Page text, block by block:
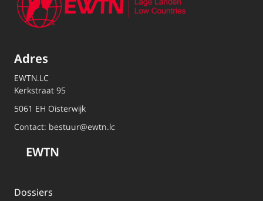
Adres
EWTN.LC
Kerkstraat 95
5061 EH Oisterwijk
Contact: bestuur@ewtn.lc
EWTN
Dossiers